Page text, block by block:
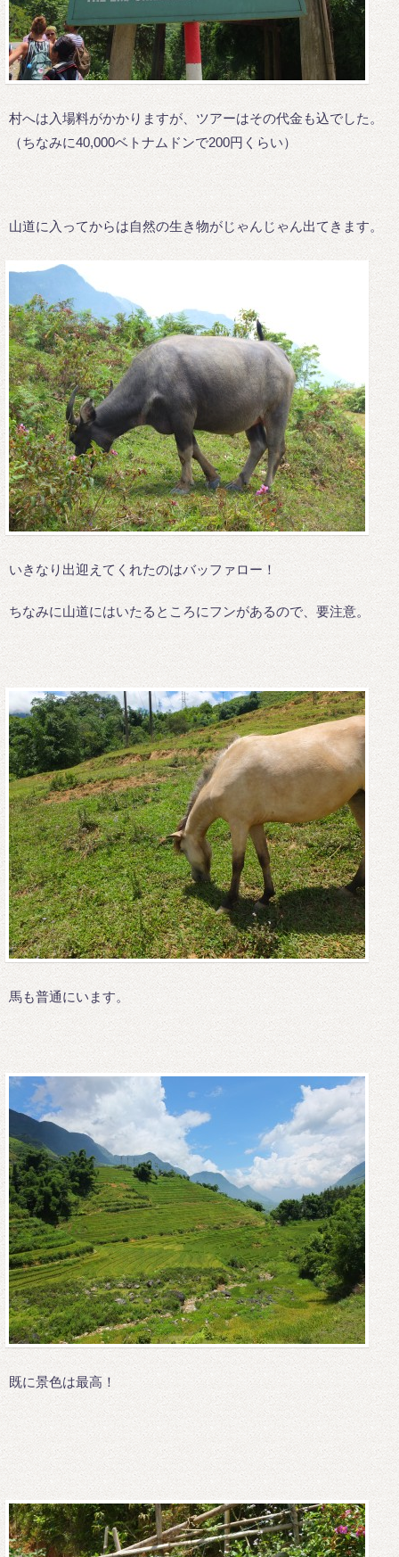
村へは入場料がかかりますが、ツアーはその代金も込でした。
（ちなみに40,000ベトナムドンで200円くらい）
山道に入ってからは自然の生き物がじゃんじゃん出てきます。
いきなり出迎えてくれたのはバッファロー！
ちなみに山道にはいたるところにフンがあるので、要注意。
馬も普通にいます。
既に景色は最高！